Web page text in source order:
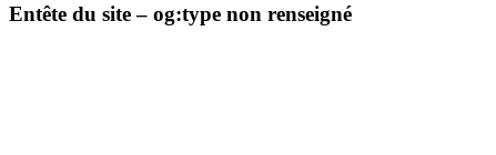
Entête du site – og:type non renseigné